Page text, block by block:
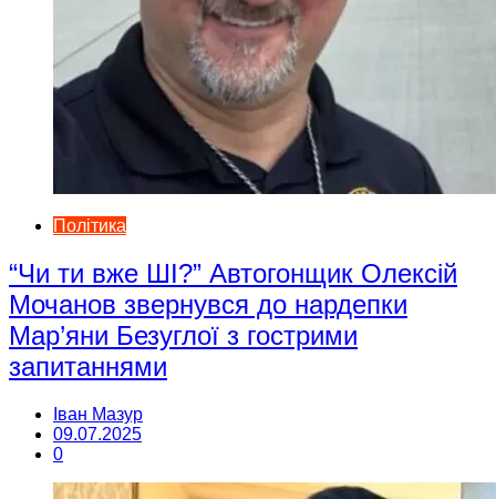
Політика
“Чи ти вже ШІ?” Автогонщик Олексій
Мочанов звернувся до нардепки
Мар’яни Безуглої з гострими
запитаннями
Іван Мазур
09.07.2025
0